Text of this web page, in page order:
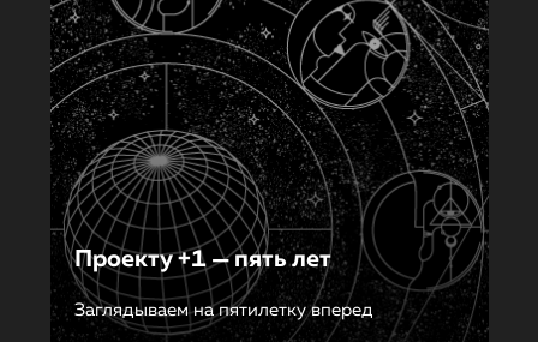
Проекту +1 — пять лет
Заглядываем на пятилетку вперед